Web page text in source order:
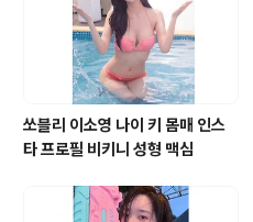
[피드뉴스/유머] ..
쏘블리 이소영 나이 키 몸매 인스
타 프로필 비키니 성형 맥심